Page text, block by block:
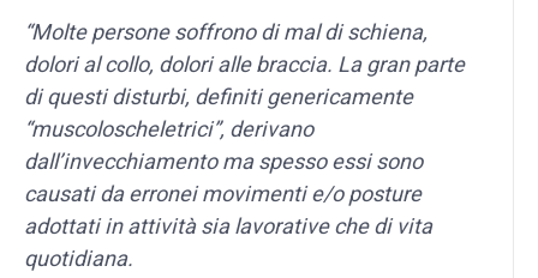
“Molte persone soffrono di mal di schiena,
dolori al collo, dolori alle braccia. La gran parte
di questi disturbi, definiti genericamente
“muscoloscheletrici”, derivano
dall’invecchiamento ma spesso essi sono
causati da erronei movimenti e/o posture
adottati in attività sia lavorative che di vita
quotidiana.